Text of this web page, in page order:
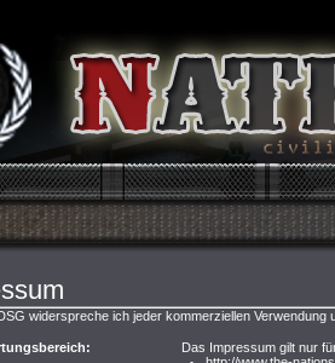
widerspreche ich jeder kommerziellen Verwendung
Das Impressum gilt nur